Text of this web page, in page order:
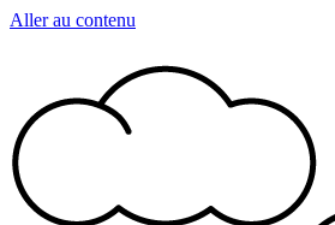
Aller au contenu